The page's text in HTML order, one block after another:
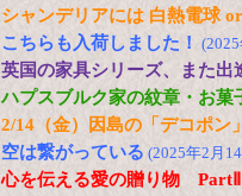
シャンデリアには 白熱電球
こちらも入荷しました！
英国の家具シリーズ、また
ハプスブルク家の紋章・お菓
2/14（金）因島の「デコポン
空は繋がっている (2025年2月
心を伝える愛の贈り物